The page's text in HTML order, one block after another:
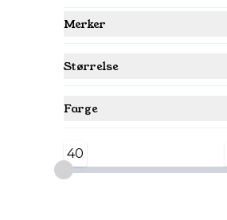
Merker
Størrelse
Farge
40